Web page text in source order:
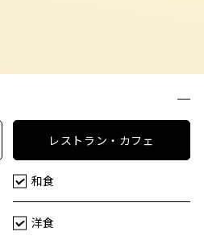
レストラン・カフェ
和食
洋食